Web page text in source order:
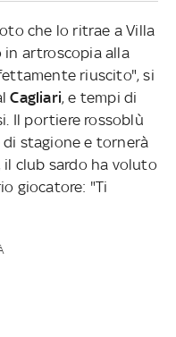
che lo ritrae a Villa
artroscopia alla
riuscito", si
Cagliari, e tempi di
Il portiere rossoblù
stagione e tornerà
il club sardo ha voluto
giocatore: "Ti